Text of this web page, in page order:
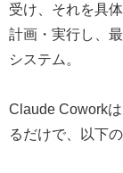
受け、それを具
計画・実行し、
システム。
Claude Cowork
るだけで、以下